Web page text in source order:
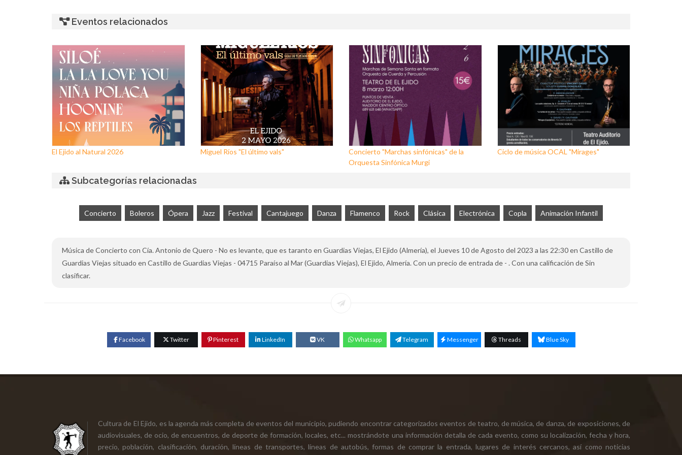
Eventos relacionados
El Ejido al Natural 2026 Miguel Ríos "El último vals"
Concierto "Marchas sinfónicas" de la
Orquesta Sinfónica Murgi
Ciclo de música OCAL "Mirages"
Subcategorías relacionadas
Concierto Boleros Ópera Jazz Festival Cantajuego Danza Flamenco Rock Clásica Electrónica Copla Animación Infantil
Música de Concierto con Cía. Antonio de Quero - No es levante, que es taranto en Guardias Viejas, El Ejido (Almería), el Jueves 10 de Agosto del 2023 a las 22:30 en Castillo de
Guardias Viejas situado en Castillo de Guardias Viejas - 04715 Paraíso al Mar (Guardias Viejas), El Ejido, Almería. Con un precio de entrada de - . Con una calificación de Sin
clasificar.
Facebook Twitter Pinterest LinkedIn VK Whatsapp Telegram Messenger Threads Blue Sky
Cultura de El Ejido, es la agenda más completa de eventos del municipio, pudiendo encontrar categorizados eventos de teatro, de música, de danza, de exposiciones, de
audiovisuales, de ocio, de encuentros, de deporte de formación, locales, etc... mostrándote una información detalla de cada evento, como su localización, fecha y hora,
precio, población, clasificación, duración, líneas de transportes, líneas de autobús, formas de comprar la entrada, lugares de interés cercanos, así como noticias